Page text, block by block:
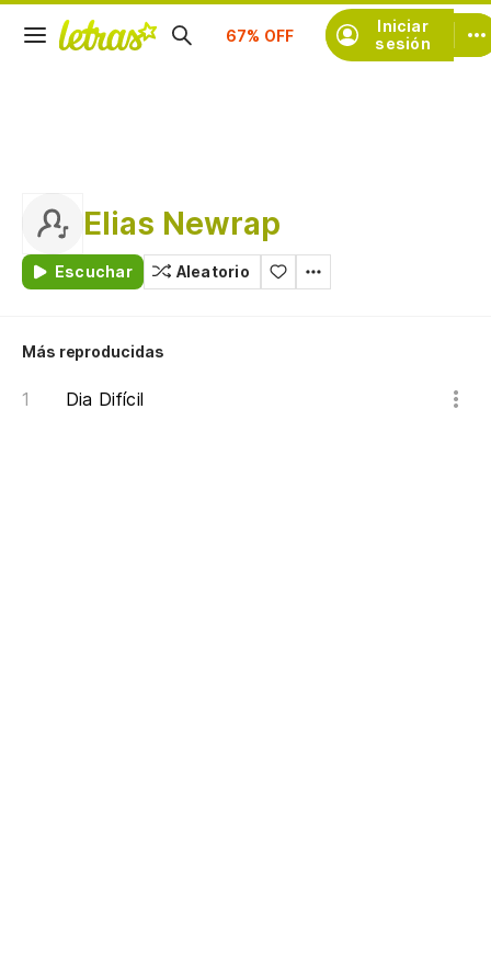
Iniciar
sesión
Suscríbete
Elias Newrap
Escuchar Aleatorio
Más reproducidas
Dia Difícil